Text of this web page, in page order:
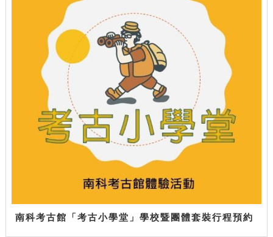
南科考古館「考古小學堂」學校暨團體套裝行程預約